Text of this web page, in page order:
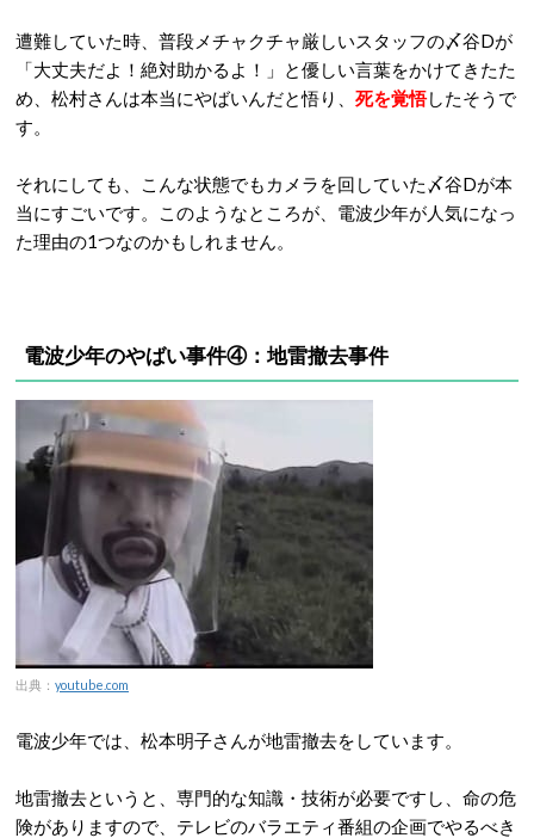
遭難していた時、普段メチャクチャ厳しいスタッフの〆谷Dが
「大丈夫だよ！絶対助かるよ！」と優しい言葉をかけてきたた
め、松村さんは本当にやばいんだと悟り、 死を覚悟したそうで
す。
それにしても、こんな状態でもカメラを回していた〆谷Dが本
当にすごいです。このようなところが、電波少年が人気になっ
た理由の1つなのかもしれません。
電波少年のやばい事件④：地雷撤去事件
出典： youtube.com
電波少年では、松本明子さんが地雷撤去をしています。
地雷撤去というと、専門的な知識・技術が必要ですし、命の危
険がありますので、テレビのバラエティ番組の企画でやるべき